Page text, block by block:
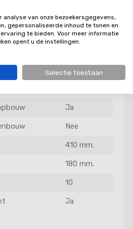
540
Enkel
Ja
Ja
Nee
410 mm.
180 mm.
10
Ja
analyse van onze bezoekersgegevens,
gepersonaliseerde inhoud te tonen en
te bieden. Voor meer informatie
opent u de instellingen.
Selectie toestaan